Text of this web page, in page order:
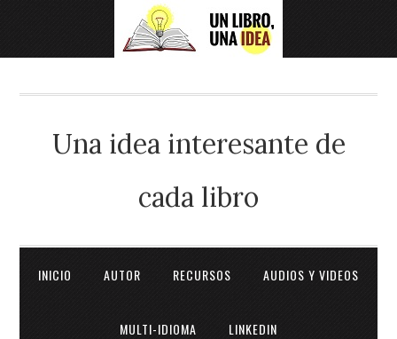
Una idea interesante de
cada libro
INICIO AUTOR RECURSOS AUDIOS Y VIDEOS
MULTI-IDIOMA LINKEDIN